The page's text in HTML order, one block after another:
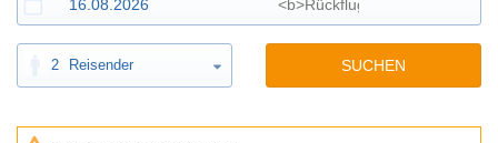
2 Reisender SUCHEN